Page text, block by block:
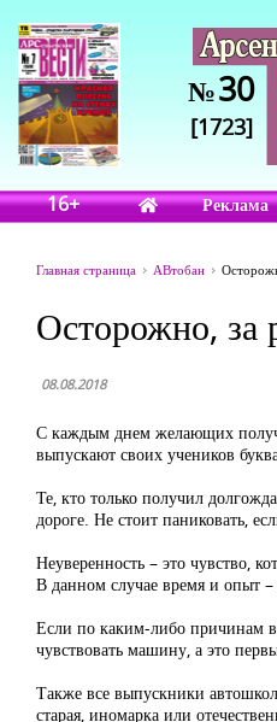
№30
[1723]
16+ Реклама
Главная страница АВтобан
Осторожно, за
08.08.2018
С каждым днем желающих
выпускают своих учеников
Те, кто только получил
дороге. Не стоит паниковать,
Неуверенность – это чувство,
В данном случае время и опыт
Если по каким-либо причинам
чувствовать машину, а это
Также все выпускники
старая, иномарка или